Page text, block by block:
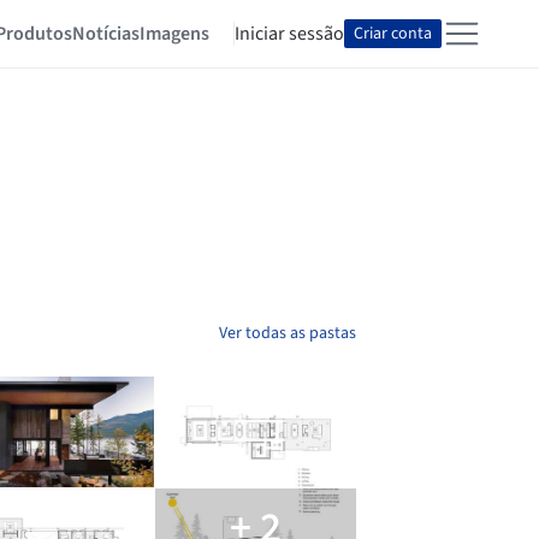
NotíciasImagens Iniciar sessão Criar conta
Ver todas as pastas